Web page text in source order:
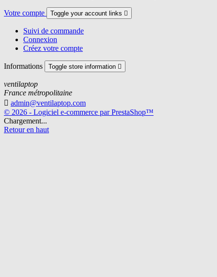
Votre compte Toggle your account links 
Suivi de commande
Connexion
Créez votre compte
Informations Toggle store information 
ventilaptop
France métropolitaine
 admin@ventilaptop.com
© 2026 - Logiciel e-commerce par PrestaShop™
Chargement...
Retour en haut